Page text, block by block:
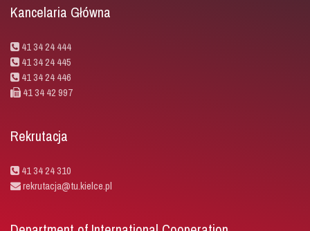
Kancelaria Główna
41 34 24 444
41 34 24 445
41 34 24 446
41 34 42 997
Rekrutacja
41 34 24 310
rekrutacja@tu.kielce.pl